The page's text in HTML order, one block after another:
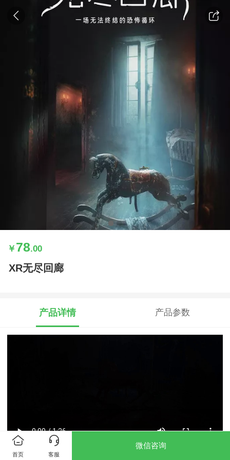
￥ 78.00
XR无尽回廊
产品详情 产品参数
首页 客服
微信咨询